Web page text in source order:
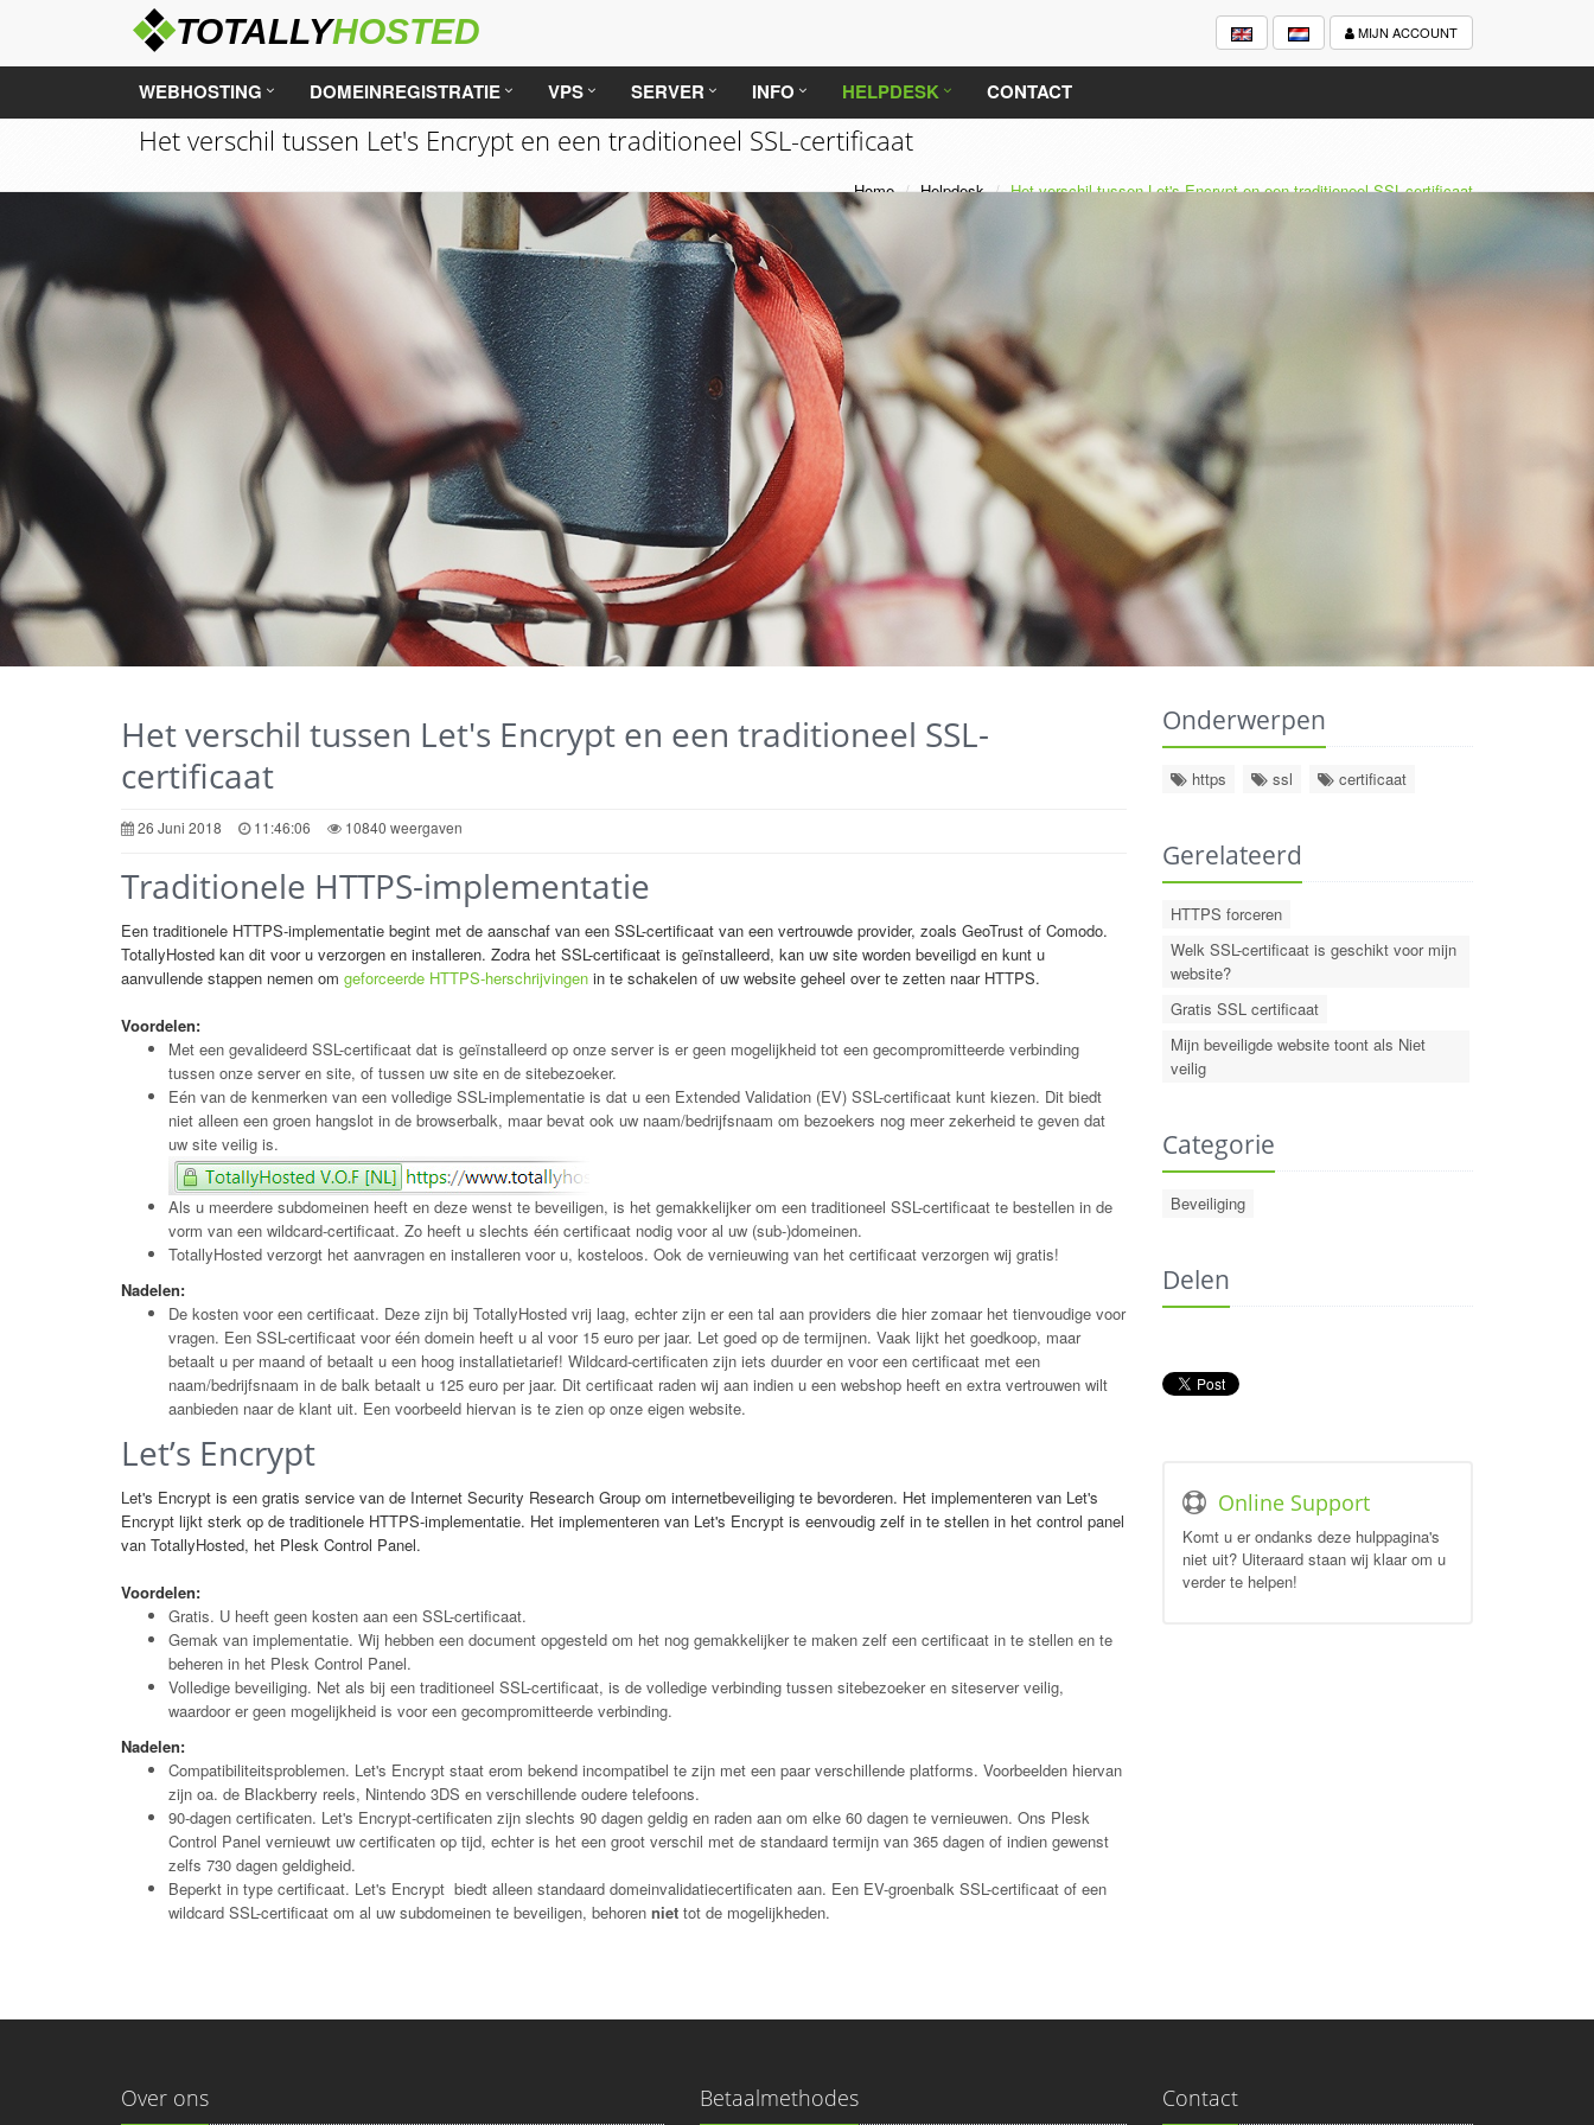
MIJN ACCOUNT
WEBHOSTING DOMEINREGISTRATIE VPS SERVER INFO HELPDESK CONTACT
Het verschil tussen Let's Encrypt en een traditioneel SSL-certificaat
Home Helpdesk Het verschil tussen Let's Encrypt en een traditioneel SSL-certificaat
Het verschil tussen Let's Encrypt en een traditioneel SSL-
certificaat
26 Juni 2018 11:46:06 10840 weergaven
Traditionele HTTPS-implementatie
Een traditionele HTTPS-implementatie begint met de aanschaf van een SSL-certificaat van een vertrouwde provider, zoals GeoTrust of Comodo.
TotallyHosted kan dit voor u verzorgen en installeren. Zodra het SSL-certificaat is geïnstalleerd, kan uw site worden beveiligd en kunt u
aanvullende stappen nemen om geforceerde HTTPS-herschrijvingen in te schakelen of uw website geheel over te zetten naar HTTPS.
Voordelen:
Met een gevalideerd SSL-certificaat dat is geïnstalleerd op onze server is er geen mogelijkheid tot een gecompromitteerde verbinding
tussen onze server en site, of tussen uw site en de sitebezoeker.
Eén van de kenmerken van een volledige SSL-implementatie is dat u een Extended Validation (EV) SSL-certificaat kunt kiezen. Dit biedt
niet alleen een groen hangslot in de browserbalk, maar bevat ook uw naam/bedrijfsnaam om bezoekers nog meer zekerheid te geven dat
uw site veilig is.
Als u meerdere subdomeinen heeft en deze wenst te beveiligen, is het gemakkelijker om een traditioneel SSL-certificaat te bestellen in de
vorm van een ​​wildcard-certificaat. Zo heeft u slechts één certificaat nodig voor al uw (sub-)domeinen.
TotallyHosted verzorgt het aanvragen en installeren voor u, kosteloos. Ook de vernieuwing van het certificaat verzorgen wij gratis!
Nadelen:
De kosten voor een certificaat. Deze zijn bij TotallyHosted vrij laag, echter zijn er een tal aan providers die hier zomaar het tienvoudige voor
vragen. Een SSL-certificaat voor één domein heeft u al voor 15 euro per jaar. Let goed op de termijnen. Vaak lijkt het goedkoop, maar
betaalt u per maand of betaalt u een hoog installatietarief! Wildcard-certificaten zijn iets duurder en voor een certificaat met een
naam/bedrijfsnaam in de balk betaalt u 125 euro per jaar. Dit certificaat raden wij aan indien u een webshop heeft en extra vertrouwen wilt
aanbieden naar de klant uit. Een voorbeeld hiervan is te zien op onze eigen website.
Let’s Encrypt
Let's Encrypt is een gratis service van de Internet Security Research Group om internetbeveiliging te bevorderen. Het implementeren van Let's
Encrypt lijkt sterk op de traditionele HTTPS-implementatie. Het implementeren van Let's Encrypt is eenvoudig zelf in te stellen in het control panel
van TotallyHosted, het Plesk Control Panel.
Voordelen:
Gratis. U heeft geen kosten aan een SSL-certificaat.
Gemak van implementatie. Wij hebben een document opgesteld om het nog gemakkelijker te maken zelf een certificaat in te stellen en te
beheren in het Plesk Control Panel.
Volledige beveiliging. Net als bij een traditioneel SSL-certificaat, is de volledige verbinding tussen sitebezoeker en siteserver veilig,
waardoor er geen mogelijkheid is voor een gecompromitteerde verbinding.
Nadelen:
Compatibiliteitsproblemen. Let's Encrypt staat erom bekend incompatibel te zijn met een paar verschillende platforms. Voorbeelden hiervan
zijn oa. de Blackberry reels, Nintendo 3DS en verschillende oudere telefoons.
90-dagen certificaten. Let's Encrypt-certificaten zijn slechts 90 dagen geldig en raden aan om elke 60 dagen te vernieuwen. Ons Plesk
Control Panel vernieuwt uw certificaten op tijd, echter is het een groot verschil met de standaard termijn van 365 dagen of indien gewenst
zelfs 730 dagen geldigheid.
Beperkt in type certificaat. Let's Encrypt biedt alleen standaard domeinvalidatiecertificaten aan. Een EV-groenbalk SSL-certificaat of een
wildcard SSL-certificaat om al uw subdomeinen te beveiligen, behoren niet tot de mogelijkheden.
Onderwerpen
https ssl certificaat
Gerelateerd
HTTPS forceren
Welk SSL-certificaat is geschikt voor mijn
website?
Gratis SSL certificaat
Mijn beveiligde website toont als Niet
veilig
Categorie
Beveiliging
Delen
Online Support
Komt u er ondanks deze hulppagina's
niet uit? Uiteraard staan wij klaar om u
verder te helpen!
Over ons Betaalmethodes Contact